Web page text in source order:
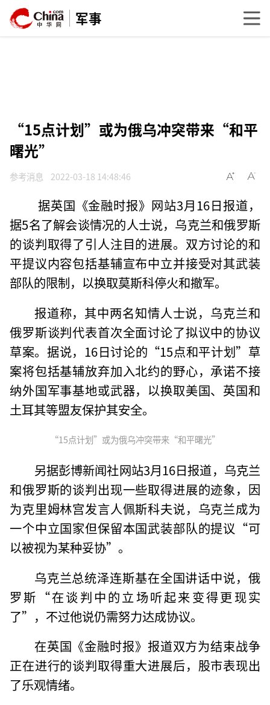
军事
“15点计划”或为俄乌冲突带来“和平
曙光”
参考消息 2022-03-18 14:48:46
据英国《金融时报》网站3月16日报道，
据5名了解会谈情况的人士说，乌克兰和俄罗斯
的谈判取得了引人注目的进展。双方讨论的和
平提议内容包括基辅宣布中立并接受对其武装
部队的限制，以换取莫斯科停火和撤军。
报道称，其中两名知情人士说，乌克兰和
俄罗斯谈判代表首次全面讨论了拟议中的协议
草案。据说，16日讨论的“15点和平计划”草
案将包括基辅放弃加入北约的野心，承诺不接
纳外国军事基地或武器，以换取美国、英国和
土耳其等盟友保护其安全。
“15点计划”或为俄乌冲突带来“和平曙光”
另据彭博新闻社网站3月16日报道，乌克兰
和俄罗斯的谈判出现一些取得进展的迹象，因
为克里姆林宫发言人佩斯科夫说，乌克兰成为
一个中立国家但保留本国武装部队的提议“可
以被视为某种妥协”。
乌克兰总统泽连斯基在全国讲话中说，俄
罗斯“在谈判中的立场听起来变得更现实
了”，不过他说仍需努力达成协议。
在英国《金融时报》报道双方为结束战争
正在进行的谈判取得重大进展后，股市表现出
了乐观情绪。